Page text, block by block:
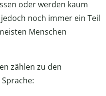
oder werden kaum
noch immer ein Teil
Menschen
zählen zu den